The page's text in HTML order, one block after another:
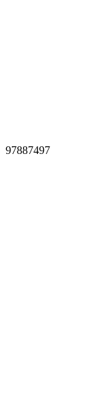
97887497